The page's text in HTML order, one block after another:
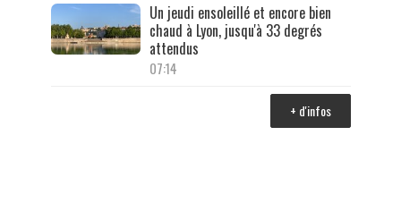
Un jeudi ensoleillé et encore bien
chaud à Lyon, jusqu'à 33 degrés
attendus
07:14
+ d'infos